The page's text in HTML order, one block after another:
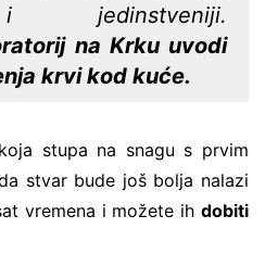
na Krku uvodi
krvi kod kuće.
stupa na snagu s prvim
stvar bude još bolja nalazi
vremena i možete ih dobiti